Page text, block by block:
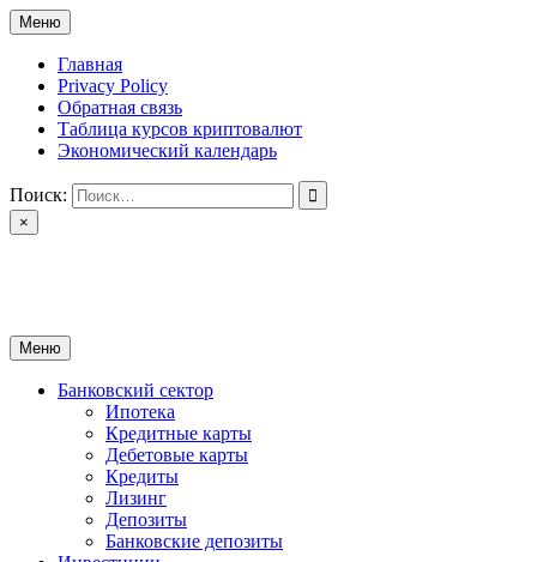
Перейти
к
содержимому
Меню
Главная
Privacy Policy
Обратная связь
Таблица курсов криптовалют
Экономический календарь
Поиск:
×
Меню
Банковский сектор
Ипотека
Кредитные карты
Дебетовые карты
Кредиты
Лизинг
Депозиты
Банковские депозиты